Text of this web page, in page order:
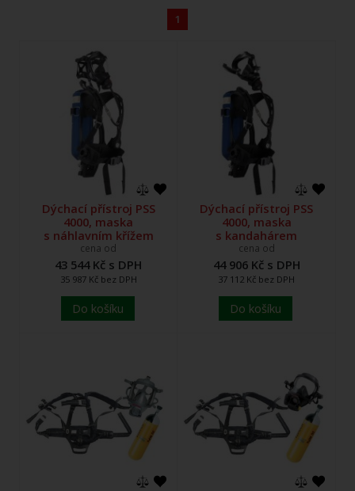
1
Dýchací přístroj PSS
4000, maska
s náhlavním křížem
cena od
43 544 Kč s DPH
35 987 Kč bez DPH
Do košíku
Dýchací přístroj PSS
4000, maska
s kandahárem
cena od
44 906 Kč s DPH
37 112 Kč bez DPH
Do košíku